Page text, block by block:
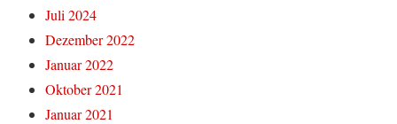
Juli 2024
Dezember 2022
Januar 2022
Oktober 2021
Januar 2021